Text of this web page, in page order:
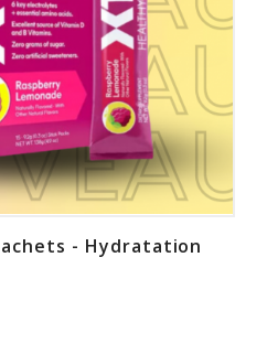
- Hydratation